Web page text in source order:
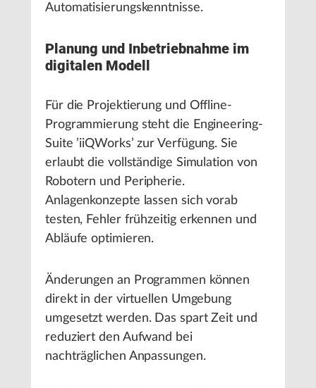
Automatisierungskenntnisse.
Planung und Inbetriebnahme im
digitalen Modell
Für die Projektierung und Offline-
Programmierung steht die Engineering-
Suite ’iiQWorks’ zur Verfügung. Sie
erlaubt die vollständige Simulation von
Robotern und Peripherie.
Anlagenkonzepte lassen sich vorab
testen, Fehler frühzeitig erkennen und
Abläufe optimieren.
Änderungen an Programmen können
direkt in der virtuellen Umgebung
umgesetzt werden. Das spart Zeit und
reduziert den Aufwand bei
nachträglichen Anpassungen.